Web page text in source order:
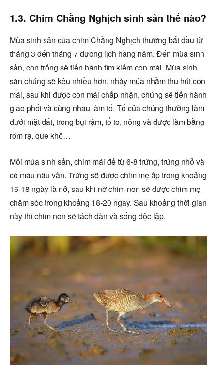
1.3. Chim Chằng Nghịch sinh sản thế nào?
Mùa sinh sản của chim Chằng Nghịch thường bắt đầu từ
tháng 3 đến tháng 7 dương lịch hằng năm. Đến mùa sinh
sản, con trống sẽ tiến hành tìm kiếm con mái. Mùa sinh
sản chúng sẽ kêu nhiều hơn, nhảy múa nhằm thu hút con
mái, sau khi được con mái chấp nhận, chúng sẽ tiến hành
giao phối và cùng nhau làm tổ. Tổ của chúng thường làm
dưới mặt đất, trong bụi rậm, tổ to, nông và được làm bằng
rơm rạ, que khô…
Mỗi mùa sinh sản, chim mái đẻ từ 6-8 trứng, trứng nhỏ và
có màu nâu vằn. Trứng sẽ được chim mẹ ấp trong khoảng
16-18 ngày là nở, sau khi nở chim non sẽ được chim mẹ
chăm sóc trong khoảng 18-20 ngày. Sau khoảng thời gian
này thì chim non sẽ tách đàn và sống độc lập.